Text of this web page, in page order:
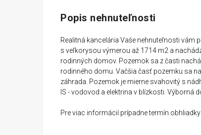
Popis nehnuteľnosti
Realitná kancelária Vaše nehnuteľnosti vám
s veľkorysou výmerou až 1714 m2 a
rodinných domov. Pozemok sa z časti
rodinného domu. Vačšia časť pozemku sa
záhrada. Pozemok je mierne svahovitý s
IS - vodovod a elektrina v blízkosti. Výborná
Pre viac informácií prípadne termín